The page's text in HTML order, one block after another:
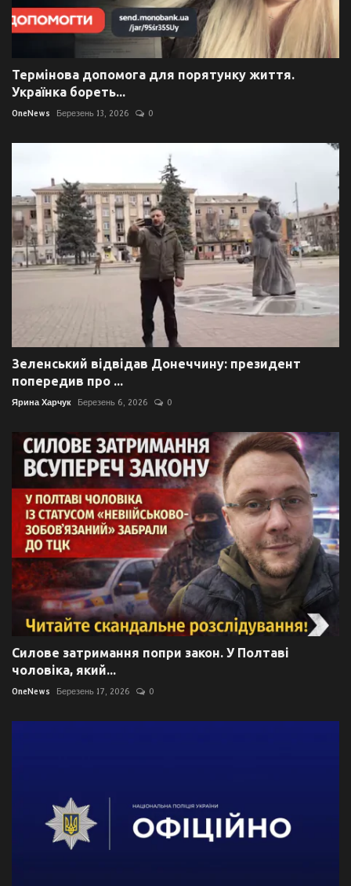
Термінова допомога для порятунку життя.
Українка бореть...
OneNews Березень 13, 2026 0
Зеленський відвідав Донеччину: президент
попередив про ...
Ярина Харчук Березень 6, 2026 0
Силове затримання попри закон. У Полтаві
чоловіка, який...
OneNews Березень 17, 2026 0